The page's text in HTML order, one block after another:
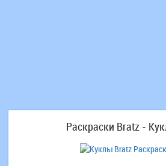
Раскраски Bratz -